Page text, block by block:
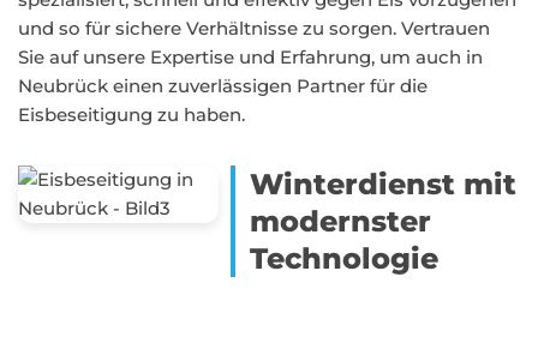
und so für sichere Verhältnisse zu sorgen. Vertrauen
Sie auf unsere Expertise und Erfahrung, um auch in
Neubrück einen zuverlässigen Partner für die
Eisbeseitigung zu haben.
Winterdienst mit
modernster
Technologie